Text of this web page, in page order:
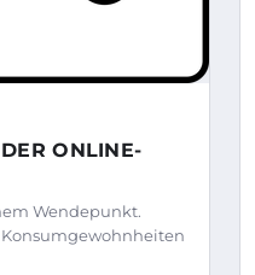
ONLINE-
Wendepunkt.